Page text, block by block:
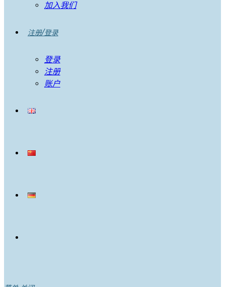
加入我们
注册/登录
登录
注册
账户